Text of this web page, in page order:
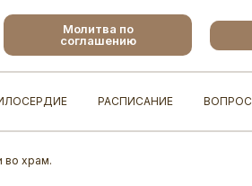
Молитва по
соглашению
РАСПИСАНИЕ
во храм.